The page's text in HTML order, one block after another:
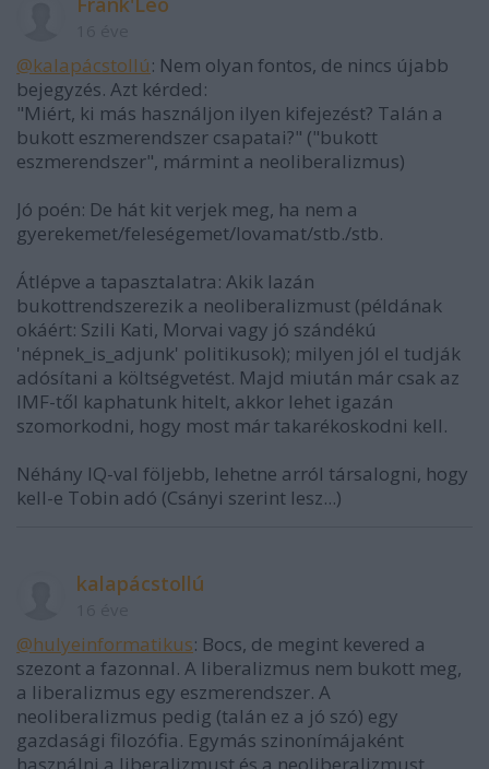
@kalapácstollú: Nem olyan fontos, de nincs újabb
bejegyzés. Azt kérded:
"Miért, ki más használjon ilyen kifejezést? Talán a
bukott eszmerendszer csapatai?" ("bukott
eszmerendszer", mármint a neoliberalizmus)
Jó poén: De hát kit verjek meg, ha nem a
gyerekemet/feleségemet/lovamat/stb./stb.
Átlépve a tapasztalatra: Akik lazán
bukottrendszerezik a neoliberalizmust (példának
okáért: Szili Kati, Morvai vagy jó szándékú
'népnek_is_adjunk' politikusok); milyen jól el tudják
adósítani a költségvetést. Majd miután már csak az
IMF-től kaphatunk hitelt, akkor lehet igazán
szomorkodni, hogy most már takarékoskodni kell.
Néhány IQ-val följebb, lehetne arról társalogni, hogy
kell-e Tobin adó (Csányi szerint lesz...)
kalapácstollú
@hulyeinformatikus: Bocs, de megint kevered a
szezont a fazonnal. A liberalizmus nem bukott meg,
a liberalizmus egy eszmerendszer. A
neoliberalizmus pedig (talán ez a jó szó) egy
gazdasági filozófia. Egymás szinonímájaként